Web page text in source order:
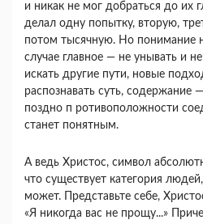
и никак не мог добраться до их
делал одну попытку, вторую,
потом тысячную. Но понимание
случае главное — не унывать и
искать другие пути, новые
распознавать суть, содержание
поздно п ротивоположности
станет понятным.
А ведь Христос, символ
что существует категория
может. Представьте себе,
«Я никогда вас не прощу...»